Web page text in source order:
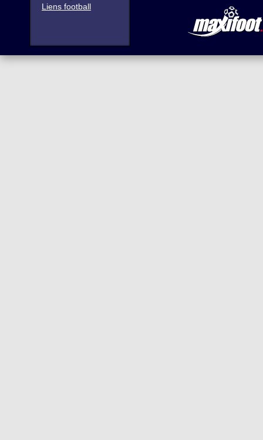
Liens football